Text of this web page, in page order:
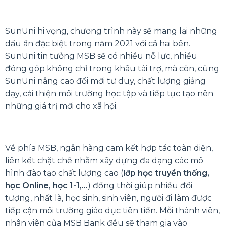
SunUni hi vọng, chương trình này sẽ mang lại những
dấu ấn đặc biệt trong năm 2021 với cả hai bên.
SunUni tin tưởng MSB sẽ có nhiều nỗ lực, nhiều
đóng góp không chỉ trong khâu tài trợ, mà còn, cùng
SunUni nâng cao đổi mới tư duy, chất lượng giảng
dạy, cải thiện môi trường học tập và tiếp tục tạo nên
những giá trị mới cho xã hội.
Về phía MSB, ngân hàng cam kết hợp tác toàn diện,
liên kết chặt chẽ nhằm xây dựng đa dạng các mô
hình đào tạo chất lượng cao (lớp học truyền thống,
học Online, học 1-1,…) đồng thời giúp nhiều đối
tượng, nhất là, học sinh, sinh viên, người đi làm được
tiếp cận môi trường giáo dục tiên tiến. Mỗi thành viên,
nhân viên của MSB Bank đều sẽ tham gia vào